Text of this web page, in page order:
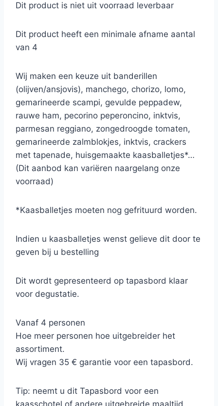
Dit product is niet uit voorraad leverbaar
Dit product heeft een minimale afname aantal
van 4
Wij maken een keuze uit banderillen
(olijven/ansjovis), manchego, chorizo, lomo,
gemarineerde scampi, gevulde peppadew,
rauwe ham, pecorino peperoncino, inktvis,
parmesan reggiano, zongedroogde tomaten,
gemarineerde zalmblokjes, inktvis, crackers
met tapenade, huisgemaakte kaasballetjes*…
(Dit aanbod kan variëren naargelang onze
voorraad)
*Kaasballetjes moeten nog gefrituurd worden.
Indien u kaasballetjes wenst gelieve dit door te
geven bij u bestelling
Dit wordt gepresenteerd op tapasbord klaar
voor degustatie.
Vanaf 4 personen
Hoe meer personen hoe uitgebreider het
assortiment.
Wij vragen 35 € garantie voor een tapasbord.
Tip: neemt u dit Tapasbord voor een
kaasschotel of andere uitgebreide maaltijd